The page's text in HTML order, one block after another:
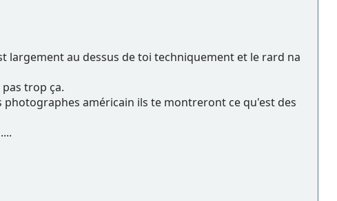
largement au dessus de toi techniquement et le rard na
trop ça.
américain ils te montreront ce qu'est des